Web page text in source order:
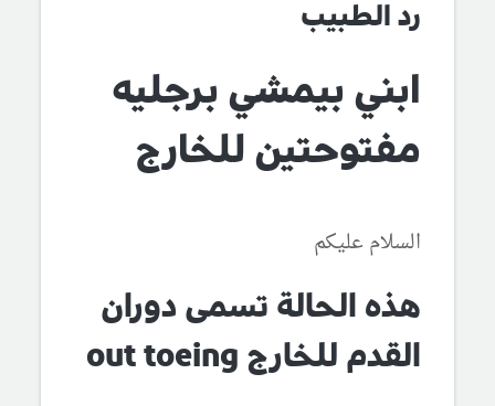
رد الطبيب
ابني بيمشي برجليه
مفتوحتين للخارج
السلام عليكم
هذه الحالة تسمى دوران
القدم للخارج out toeing